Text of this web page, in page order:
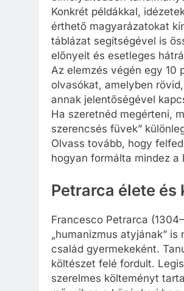
Konkrét példákkal,
érthető magyarázatokat
táblázat segítségével is
előnyeit és esetleges
Az elemzés végén egy 10
olvasókat, amelyben
annak jelentőségével
Ha szeretnéd megérteni,
szerencsés füvek”
Olvass tovább, hogy
hogyan formálta mindez a
Petrarca élete
Francesco Petrarca
„humanizmus atyjának”
család gyermekeként.
költészet felé fordult.
szerelmes költeményt